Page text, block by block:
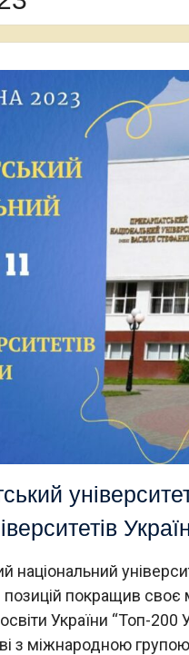
національний
покращив своє
України “Топ-
з міжнародною